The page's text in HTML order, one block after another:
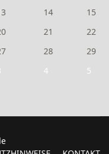
14
15
21
22
28
29
4 5